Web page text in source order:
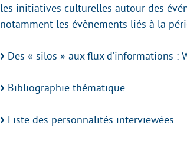
les initiatives culturelles autour des
notamment les évènements liés à la
Des « silos » aux flux d’informations :
Bibliographie thématique.
Liste des personnalités interviewées